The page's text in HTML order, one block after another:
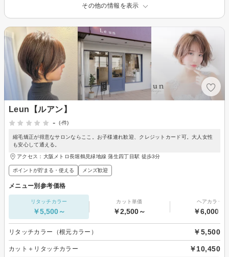
その他の情報を表示
Leun【ルアン】
-
(-件)
縮毛矯正が得意なサロンならここ。お子様連れ歓迎、クレジットカード可。大人女性
も安心して通える。
アクセス：大阪メトロ長堀鶴見緑地線 蒲生四丁目駅 徒歩3分
ポイントが貯まる・使える メンズ歓迎
メニュー別参考価格
リタッチカラー
￥5,500～
カット単価
￥2,500～
ヘアカラー
￥6,000～
リタッチカラー（根元カラー） ￥5,500
カット＋リタッチカラー ￥10,450